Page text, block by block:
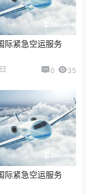
际紧急空运服务
0 35
际紧急空运服务